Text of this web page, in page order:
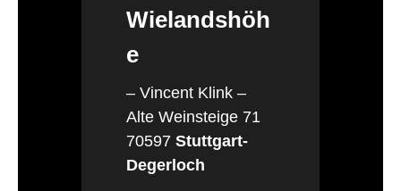
Wielandshöh
e
– Vincent Klink –
Alte Weinsteige 71
70597 Stuttgart-
Degerloch